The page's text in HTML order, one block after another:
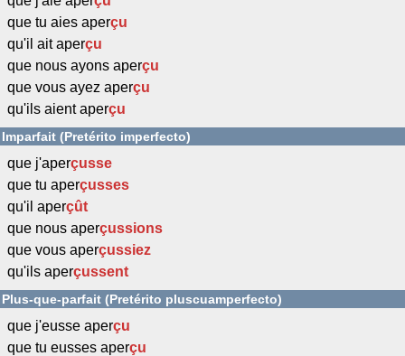
que tu aies aperçu
qu'il ait aperçu
que nous ayons aperçu
que vous ayez aperçu
qu'ils aient aperçu
Imparfait (Pretérito imperfecto)
que j'aperçusse
que tu aperçusses
qu'il aperçût
que nous aperçussions
que vous aperçussiez
qu'ils aperçussent
Plus-que-parfait (Pretérito pluscuamperfecto)
que j'eusse aperçu
que tu eusses aperçu